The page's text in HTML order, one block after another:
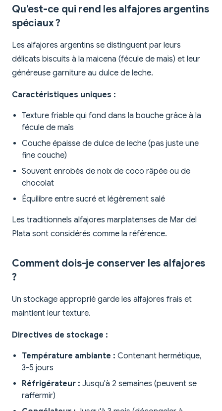
Qu'est-ce qui rend les alfajores argentins
spéciaux ?
Les alfajores argentins se distinguent par leurs
délicats biscuits à la maicena (fécule de maïs) et leur
généreuse garniture au dulce de leche.
Caractéristiques uniques :
Texture friable qui fond dans la bouche grâce à la
fécule de maïs
Couche épaisse de dulce de leche (pas juste une
fine couche)
Souvent enrobés de noix de coco râpée ou de
chocolat
Équilibre entre sucré et légèrement salé
Les traditionnels alfajores marplatenses de Mar del
Plata sont considérés comme la référence.
Comment dois-je conserver les alfajores
?
Un stockage approprié garde les alfajores frais et
maintient leur texture.
Directives de stockage :
Température ambiante : Contenant hermétique,
3-5 jours
Réfrigérateur : Jusqu'à 2 semaines (peuvent se
raffermir)